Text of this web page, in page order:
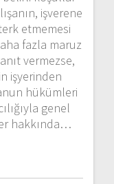
işverene
etmemesi
fazla maruz
vermezse,
işyerinden
hükümleri
genel
hakkında…